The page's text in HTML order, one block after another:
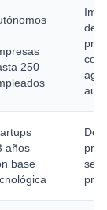
250
de
años
base